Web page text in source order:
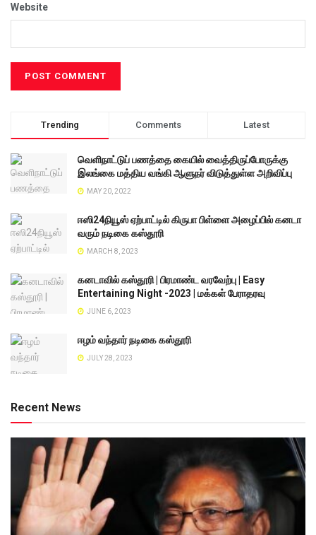
Website
Trending Comments Latest
வெளிநாட்டுப் பணத்தை கையில் வைத்திருப்போருக்கு
இலங்கை மத்திய வங்கி ஆளுநர் விடுத்துள்ள அறிவிப்பு
MAY 20, 2022
ஈஸி24நியூஸ் ஏற்பாட்டில் கிருபா பிள்ளை அழைப்பில் கனடா
வரும் நடிகை கஸ்தூரி
MARCH 8, 2023
கனடாவில் கஸ்தூரி | பிரமாண்ட வரவேற்பு | Easy
Entertaining Night -2023 | மக்கள் பேராதரவு
JUNE 6, 2023
ஈழம் வந்தார் நடிகை கஸ்தூரி
JULY 28, 2023
Recent News